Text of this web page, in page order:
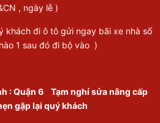
, ngày lễ )
khách đi ô tô gửi ngay bãi xe nhà số
1 sau đó đi bộ vào )
:Quận 6 Tạm nghỉ sửa nâng cấp
gặp lại quý khách